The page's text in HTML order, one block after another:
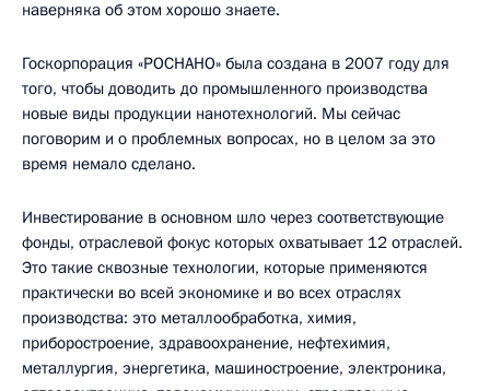
наверняка об этом хорошо знаете.
Госкорпорация «РОСНАНО» была создана в 2007 году для
того, чтобы доводить до промышленного производства
новые виды продукции нанотехнологий. Мы сейчас
поговорим и о проблемных вопросах, но в целом за это
время немало сделано.
Инвестирование в основном шло через соответствующие
фонды, отраслевой фокус которых охватывает 12 отраслей.
Это такие сквозные технологии, которые применяются
практически во всей экономике и во всех отраслях
производства: это металлообработка, химия,
приборостроение, здравоохранение, нефтехимия,
металлургия, энергетика, машиностроение, электроника,